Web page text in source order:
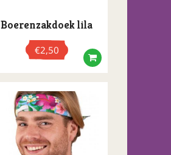
Boerenzakdoek lila
€2,50